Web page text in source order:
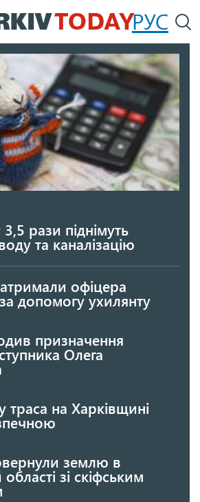
Перейти
до
вмісту
РУС
рази піднімуть
та каналізацію
офіцера
допомогу ухилянту
призначення
Олега
траса на Харківщині
землю в
області зі скіфським